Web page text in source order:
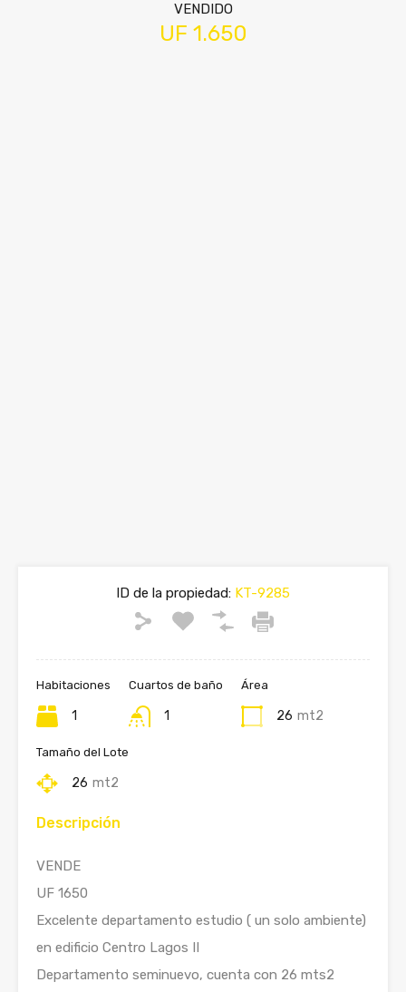
VENDIDO
UF 1.650
ID de la propiedad: KT-9285
Habitaciones
1
Cuartos de baño
1
Área
26 mt2
Tamaño del Lote
26 mt2
Descripción
VENDE
UF 1650
Excelente departamento estudio ( un solo ambiente)
en edificio Centro Lagos II
Departamento seminuevo, cuenta con 26 mts2